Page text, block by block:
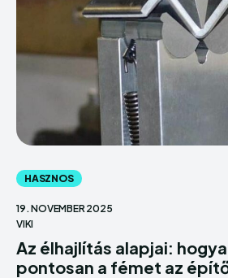
HASZNOS
19. NOVEMBER 2025
VIKI
Az élhajlítás alapjai:
pontosan a fémet az